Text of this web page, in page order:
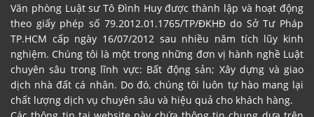
Văn phòng Luật sư Tô Đình Huy được thành lập và hoạt động
theo giấy phép số 79.2012.01.1765/TP/ĐKHĐ do Sở Tư Pháp
TP.HCM cấp ngày 16/07/2012 sau nhiều năm tích lũy kinh
nghiệm. Chúng tôi là một trong những đơn vị hành nghề Luật
chuyên sâu trong lĩnh vực: Bất động sản; Xây dựng và giao
dịch nhà đất cá nhân. Do đó, chúng tôi luôn tự hào mang lại
chất lượng dịch vụ chuyên sâu và hiệu quả cho khách hàng.